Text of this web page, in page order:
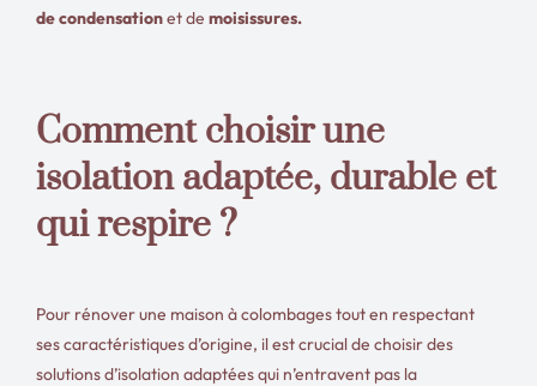
de condensationet de moisissures.
Comment choisir une
isolation adaptée, durable et
qui respire ?
Pour rénover une maison à colombages tout en respectant
ses caractéristiques d’origine, il est crucial de choisir des
solutions d’isolation adaptées qui n’entravent pas la